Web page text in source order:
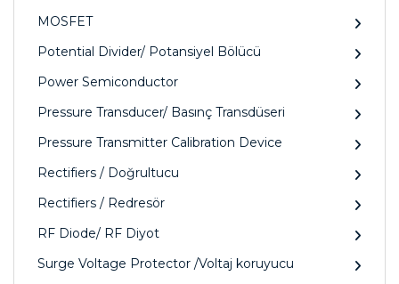
MOSFET
Potential Divider/ Potansiyel Bölücü
Power Semiconductor
Pressure Transducer/ Basınç Transdüseri
Pressure Transmitter Calibration Device
Rectifiers / Doğrultucu
Rectifiers / Redresör
RF Diode/ RF Diyot
Surge Voltage Protector /Voltaj koruyucu